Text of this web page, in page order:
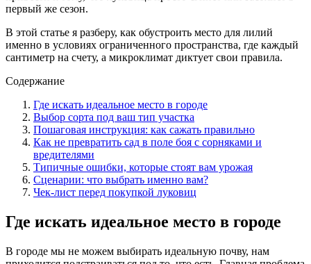
первый же сезон.
В этой статье я разберу, как обустроить место для лилий
именно в условиях ограниченного пространства, где каждый
сантиметр на счету, а микроклимат диктует свои правила.
Содержание
Где искать идеальное место в городе
Выбор сорта под ваш тип участка
Пошаговая инструкция: как сажать правильно
Как не превратить сад в поле боя с сорняками и
вредителями
Типичные ошибки, которые стоят вам урожая
Сценарии: что выбрать именно вам?
Чек-лист перед покупкой луковиц
Где искать идеальное место в городе
В городе мы не можем выбирать идеальную почву, нам